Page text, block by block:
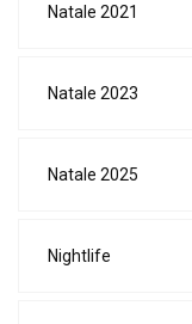
Natale 2021
Natale 2023
Natale 2025
Nightlife